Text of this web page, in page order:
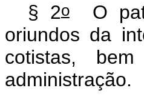
§ 2oO
oriundos da
cotistas,